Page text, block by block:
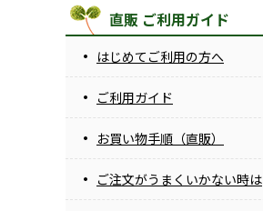
直販 ご利用ガイド
はじめてご利用の方へ
ご利用ガイド
お買い物手順（直販）
ご注文がうまくいかない時は